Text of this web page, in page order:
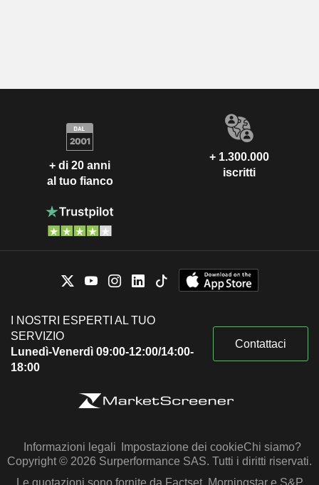
+ di 20 anni
al tuo fianco
+ 1.300.000
iscritti
I NOSTRI ESPERTI AL TUO
SERVIZIO
Lunedì-Venerdì 09:00-12:00/14:00-
18:00
Contattaci
Informazioni legali Impostazione dei cookieChi siamo?
Copyright © 2026 Surperformance SAS. Tutti i diritti riservati.
Le quotazioni sono fornite da Factset, Morningstar e S&P